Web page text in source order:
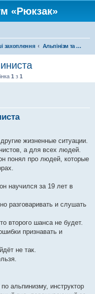
«Рюкзак»
захоплення Альпінізм та скелелазіння
1 з 1
жизненные ситуации.
а для всех людей.
понял про людей, которые
научился за 19 лет в
разговаривать и слушать
второго шанса не будет.
признавать и
не так.
альпинизму, инструктор